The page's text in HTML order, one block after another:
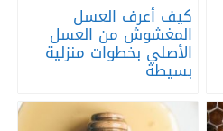
كيف أعرف العسل
المغشوش من العسل
الأصلي بخطوات منزلية
بسيطة